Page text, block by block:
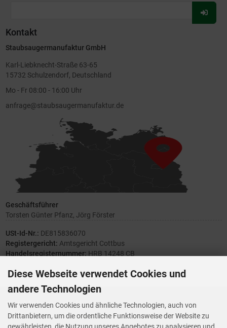
Für
Kontakt
Staubsaugermanufaktur GmbH
Karl-Liebknecht-Straße 63-65
15732 Schulzendorf, Deutschland
Mo - Fr 08:00 - 16:00 Uhr
anfrage@staubsaugermanufaktur.de
Geschäftsführer
Torsten Günter Pfanz, Jörg Förster
USt-Id-Nr.: DE815836070
Registergericht: Amtsgericht Cottbus
Handelsregisternummer: HRB 14248 CB
Ihre Meinung zählt
Vorwerk Ersatzteile
Diese Webseite verwendet Cookies und
andere Technologien
Wir verwenden Cookies und ähnliche Technologien, auch von
Drittanbietern, um die ordentliche Funktionsweise der Website zu